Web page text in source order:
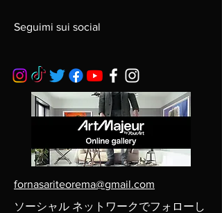
Seguimi sui social
fornasariteorema@gmail.com
ソーシャル ネットワークでフォローし